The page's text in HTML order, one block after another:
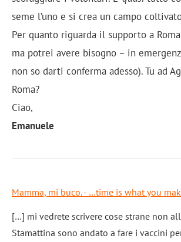
seme l’uno e si crea un campo
Per quanto riguarda il supporto a
ma potrei avere bisogno – in
non so darti conferma adesso). Tu ad
Roma?
Ciao,
Emanuele
Mamma, mi buco. - …time is what you
[…] mi vedrete scrivere cose strane non
Stamattina sono andato a fare i vaccini